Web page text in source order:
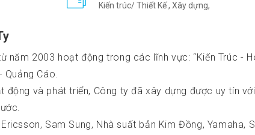
Kiến trúc/ Thiết Kế , Xây dựng,
năm 2003 hoạt động trong các lĩnh vực: “Kiến Trúc -
Quảng Cáo.
động và phát triển, Công ty đã xây dựng được uy tín
Sam Sung, Nhà suất bản Kim Đồng, Yamaha,